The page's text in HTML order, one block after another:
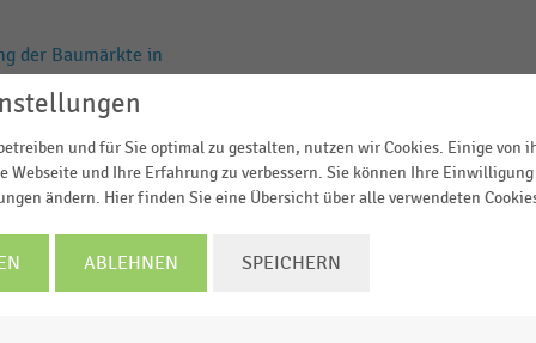
der Baumärkte in
in Deutschland
|STATISTIK
(2010-2025)
und für Sie optimal zu gestalten, nutzen wir Cookies. Einige von
Webseite und Ihre Erfahrung zu verbessern. Sie können Ihre
ändern. Hier finden Sie eine Übersicht über alle verwendeten
ABLEHNEN SPEICHERN